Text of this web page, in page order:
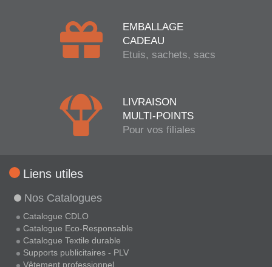
EMBALLAGE
CADEAU
Etuis, sachets, sacs
LIVRAISON
MULTI-POINTS
Pour vos filiales
Liens utiles
Nos Catalogues
Catalogue CDLO
Catalogue Eco-Responsable
Catalogue Textile durable
Supports publicitaires - PLV
Vêtement professionnel